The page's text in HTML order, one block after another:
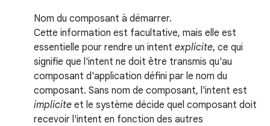
Nom du composant à démarrer.
Cette information est facultative, mais elle est
essentielle pour rendre un intent explicite, ce qui
signifie que l'intent ne doit être transmis qu'au
composant d'application défini par le nom du
composant. Sans nom de composant, l'intent est
implicite et le système décide quel composant doit
recevoir l'intent en fonction des autres